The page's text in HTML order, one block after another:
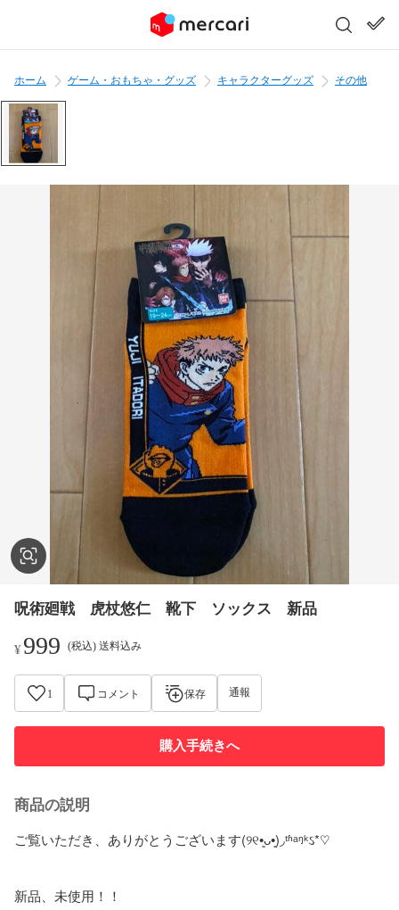
ホーム ゲーム・おもちゃ・グッズ キャラクターグッズ その他
呪術廻戦 虎杖悠仁 靴下 ソックス 新品
¥999 (税込) 送料込み
1 コメント 保存 通報
購入手続きへ
商品の説明
ご覧いただき、ありがとうございます(୨୧•͈ᴗ•͈)◞ᵗʱᵃᵑᵏઽ*♡
新品、未使用！！